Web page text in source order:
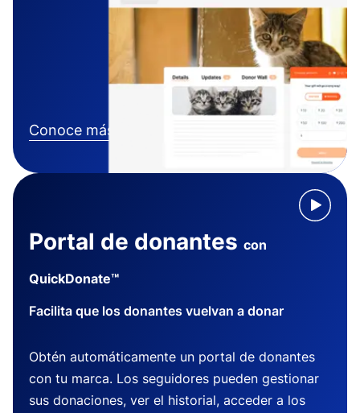
Conoce más
Portal de donantes con
QuickDonate™
Facilita que los donantes vuelvan a donar
Obtén automáticamente un portal de donantes
con tu marca. Los seguidores pueden gestionar
sus donaciones, ver el historial, acceder a los